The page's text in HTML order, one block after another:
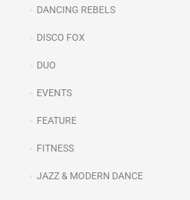
DANCING REBELS
DISCO FOX
DUO
EVENTS
FEATURE
FITNESS
JAZZ & MODERN DANCE